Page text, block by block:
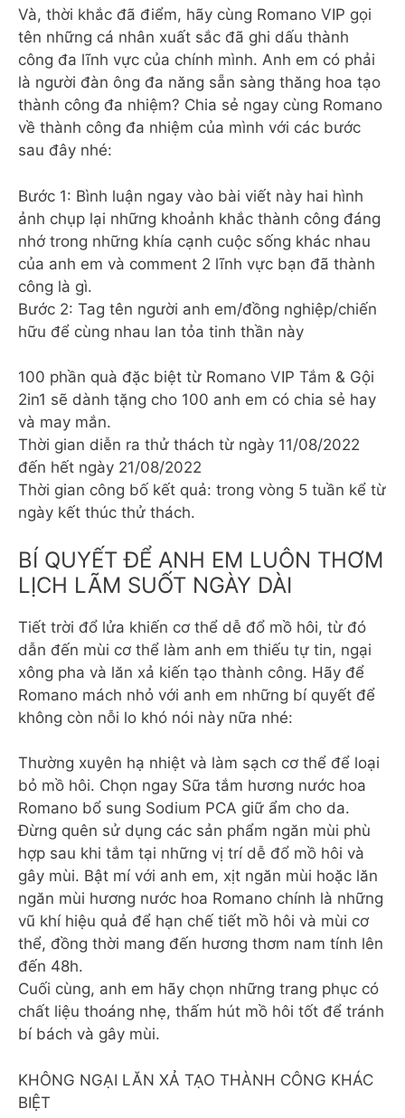
Và, thời khắc đã điểm, hãy cùng Romano VIP gọi
tên những cá nhân xuất sắc đã ghi dấu thành
công đa lĩnh vực của chính mình. Anh em có phải
là người đàn ông đa năng sẵn sàng thăng hoa tạo
thành công đa nhiệm? Chia sẻ ngay cùng Romano
về thành công đa nhiệm của mình với các bước
sau đây nhé:
Bước 1: Bình luận ngay vào bài viết này hai hình
ảnh chụp lại những khoảnh khắc thành công đáng
nhớ trong những khía cạnh cuộc sống khác nhau
của anh em và comment 2 lĩnh vực bạn đã thành
công là gì.
Bước 2: Tag tên người anh em/đồng nghiệp/chiến
hữu để cùng nhau lan tỏa tinh thần này
100 phần quà đặc biệt từ Romano VIP Tắm & Gội
2in1 sẽ dành tặng cho 100 anh em có chia sẻ hay
và may mắn.
Thời gian diễn ra thử thách từ ngày 11/08/2022
đến hết ngày 21/08/2022
Thời gian công bố kết quả: trong vòng 5 tuần kể từ
ngày kết thúc thử thách.
BÍ QUYẾT ĐỂ ANH EM LUÔN THƠM
LỊCH LÃM SUỐT NGÀY DÀI
Tiết trời đổ lửa khiến cơ thể dễ đổ mồ hôi, từ đó
dẫn đến mùi cơ thể làm anh em thiếu tự tin, ngại
xông pha và lăn xả kiến tạo thành công. Hãy để
Romano mách nhỏ với anh em những bí quyết để
không còn nỗi lo khó nói này nữa nhé:
Thường xuyên hạ nhiệt và làm sạch cơ thể để loại
bỏ mồ hôi. Chọn ngay Sữa tắm hương nước hoa
Romano bổ sung Sodium PCA giữ ẩm cho da.
Đừng quên sử dụng các sản phẩm ngăn mùi phù
hợp sau khi tắm tại những vị trí dễ đổ mồ hôi và
gây mùi. Bật mí với anh em, xịt ngăn mùi hoặc lăn
ngăn mùi hương nước hoa Romano chính là những
vũ khí hiệu quả để hạn chế tiết mồ hôi và mùi cơ
thể, đồng thời mang đến hương thơm nam tính lên
đến 48h.
Cuối cùng, anh em hãy chọn những trang phục có
chất liệu thoáng nhẹ, thấm hút mồ hôi tốt để tránh
bí bách và gây mùi.
KHÔNG NGẠI LĂN XẢ TẠO THÀNH CÔNG KHÁC
BIỆT